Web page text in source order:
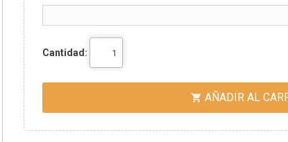
Cantidad:
 AÑADIR AL